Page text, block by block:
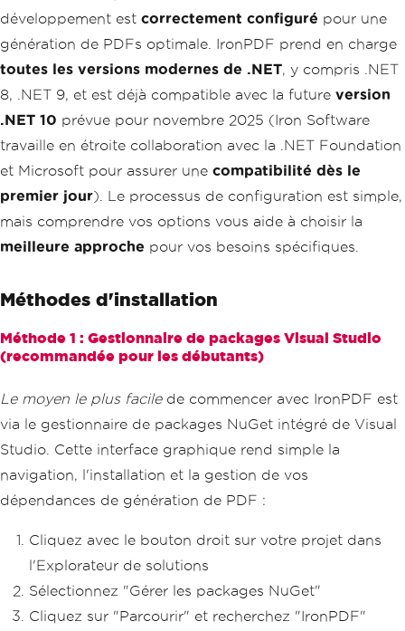
développement est correctement configuré pour une
génération de PDFs optimale. IronPDF prend en charge
toutes les versions modernes de .NET, y compris .NET
8, .NET 9, et est déjà compatible avec la future version
.NET 10 prévue pour novembre 2025 (Iron Software
travaille en étroite collaboration avec la .NET Foundation
et Microsoft pour assurer une compatibilité dès le
premier jour). Le processus de configuration est simple,
mais comprendre vos options vous aide à choisir la
meilleure approche pour vos besoins spécifiques.
Méthodes d'installation
Méthode 1 : Gestionnaire de packages Visual Studio
(recommandée pour les débutants)
Le moyen le plus facilede commencer avec IronPDF est
via le gestionnaire de packages NuGet intégré de Visual
Studio. Cette interface graphique rend simple la
navigation, l'installation et la gestion de vos
dépendances de génération de PDF :
Cliquez avec le bouton droit sur votre projet dans
l'Explorateur de solutions
Sélectionnez "Gérer les packages NuGet"
Cliquez sur "Parcourir" et recherchez "IronPDF"